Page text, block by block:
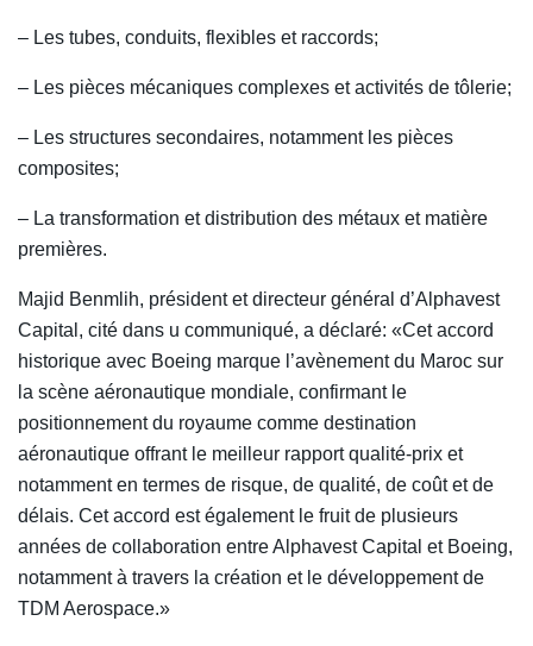
– Les tubes, conduits, flexibles et raccords;
– Les pièces mécaniques complexes et activités de tôlerie;
– Les structures secondaires, notamment les pièces
composites;
– La transformation et distribution des métaux et matière
premières.
Majid Benmlih, président et directeur général d’Alphavest
Capital, cité dans u communiqué, a déclaré: «Cet accord
historique avec Boeing marque l’avènement du Maroc sur
la scène aéronautique mondiale, confirmant le
positionnement du royaume comme destination
aéronautique offrant le meilleur rapport qualité-prix et
notamment en termes de risque, de qualité, de coût et de
délais. Cet accord est également le fruit de plusieurs
années de collaboration entre Alphavest Capital et Boeing,
notamment à travers la création et le développement de
TDM Aerospace.»